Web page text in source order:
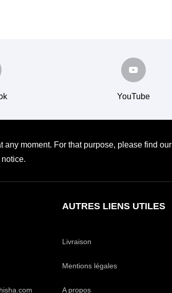
YouTube
any moment. For that purpose, please find our
AUTRES LIENS UTILES
Livraison
Mentions légales
A propos